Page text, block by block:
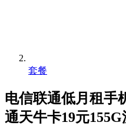
套餐
电信联通低月租手
通天牛卡19元155G